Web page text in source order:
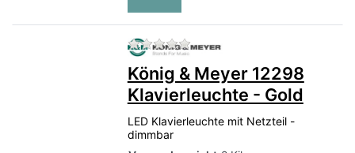
Zu diesem Produkt liegen
König & Meyer 12298
Klavierleuchte - Gold
LED Klavierleuchte mit Netzteil -
dimmbar